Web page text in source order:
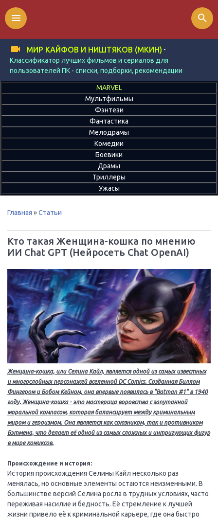
МИР КАЙФОВ И НИШТЯКОВ (МКИН) -
Классификатор лучших фильмов и сериалов для
пользователей ПК - списки, подборки, рекомендации
menu search
MARVEL
Мультфильмы
Фэнтези
Фантастика
Мелодрамы
Комедии
Боевики
Драмы
Триллеры
Ужасы
Главная »Статьи
Кто такая Женщина-кошка по мнению
ИИ Chat GPT (Нейросеть Chat OpenAI)
Женщина-кошка, или Селина Кайл, является одной из самых известных
и многослойных персонажей вселенной DC Comics. Созданная Биллом
Фингером и Бобом Кейном, она впервые появилась в "Batman #1" в 1940
году. Женщина-кошка - это мастерица воровства с запутанной
моральной компасом, которая балансирует между криминальным
миром и героизмом. Она является как союзником, так и противником
Бэтмена, что делает её одной из самых сложных и интригующих фигур
в мире комиксов.
Происхождение и история:
История происхождения Селины Кайл несколько раз
менялась, но основные элементы остаются неизменными. В
большинстве версий Селина росла в трудных условиях, часто
переживая насилие и бедность. Её стремление к лучшей
жизни привело её к криминальной карьере, где она быстро